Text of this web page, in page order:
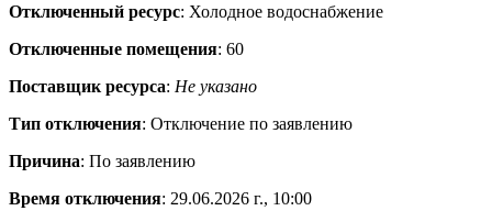
Отключенный ресурс: Холодное водоснабжение
Отключенные помещения: 60
Поставщик ресурса: Не указано
Тип отключения: Отключение по заявлению
Причина: По заявлению
Время отключения: 29.06.2026 г., 10:00